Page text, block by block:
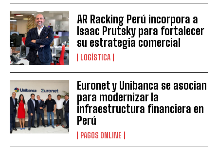
AR Racking Perú incorpora a
Isaac Prutsky para fortalecer
su estrategia comercial
LOGÍSTICA
Euronet y Unibanca se asocian
para modernizar la
infraestructura financiera en
Perú
PAGOS ONLINE